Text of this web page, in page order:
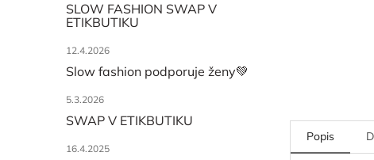
SLOW FASHION SWAP V
ETIKBUTIKU
12.4.2026
Slow fashion podporuje ženy💚
5.3.2026
SWAP V ETIKBUTIKU
16.4.2025
Popis